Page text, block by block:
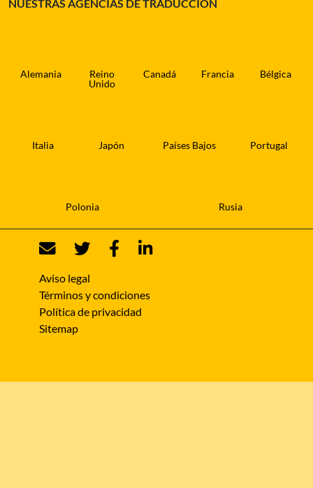
NUESTRAS AGENCIAS DE TRADUCCIÓN
Alemania
Reino
Unido
Canadá Francia Bélgica
Italia Japón Países Bajos Portugal
Polonia Rusia
Aviso legal
Términos y condiciones
Política de privacidad
Sitemap